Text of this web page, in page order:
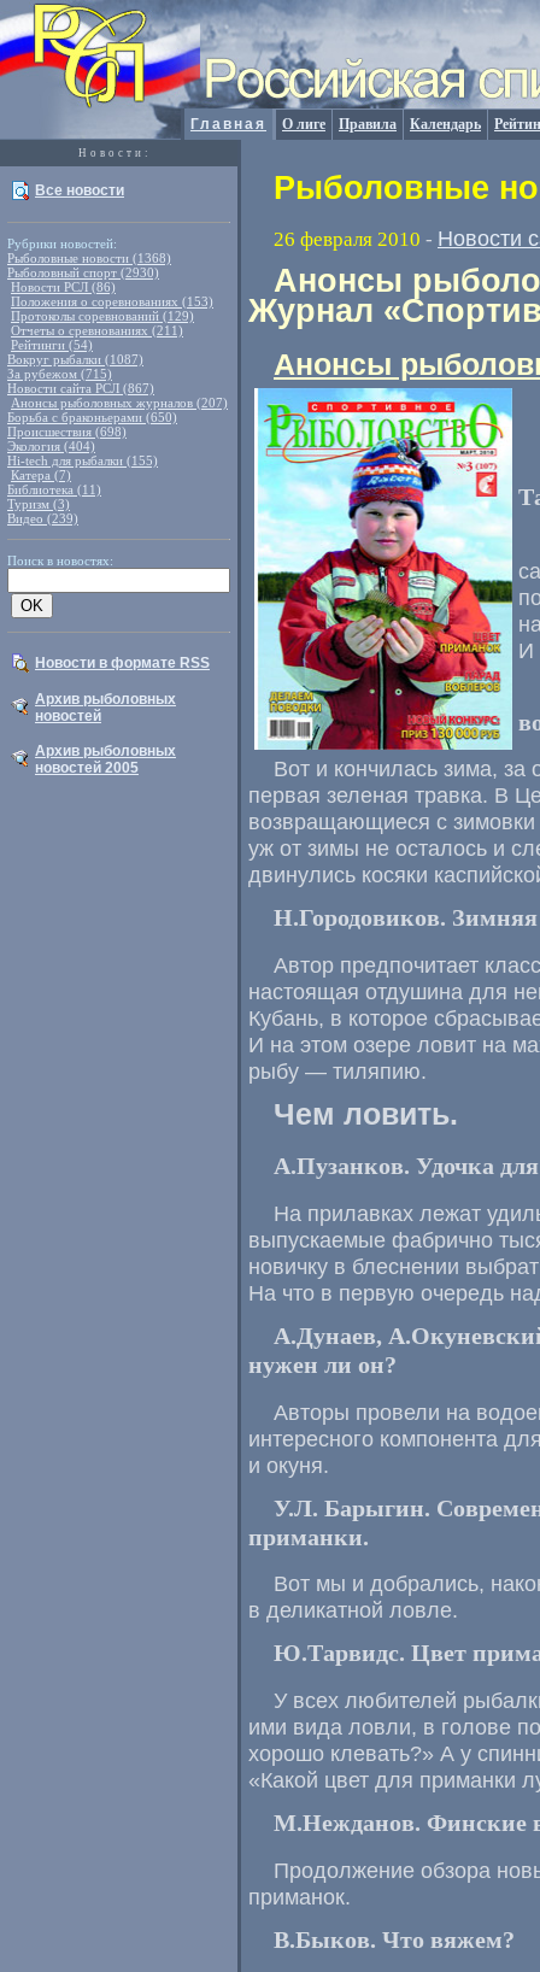
Главная О лиге Правила Календарь
Новости:
Все новости
Рубрики новостей:
Рыболовные новости (1368)
Рыболовный спорт (2930)
Новости РСЛ (86)
Положения о соревнованиях (153)
Протоколы соревнований (129)
Отчеты о сревнованиях (211)
Рейтинги (54)
Вокруг рыбалки (1087)
За рубежом (715)
Новости сайта РСЛ (867)
Анонсы рыболовных журналов (207)
Борьба с браконьерами (650)
Происшествия (698)
Экология (404)
Hi-tech для рыбалки (155)
Катера (7)
Библиотека (11)
Туризм (3)
Видео (239)
Поиск в новостях:
Новости в формате RSS
Архив рыболовных
новостей
Архив рыболовных
новостей 2005
Рыболовные
26 февраля 2010 - Новости
Анонсы
Журнал
Анонсы
И
Вот и кончилась зима,
первая зеленая травка. В
возвращающиеся с зимовки
уж от зимы не осталось и
двинулись косяки
Н.Городовиков. Зимняя
Автор предпочитает
настоящая отдушина для
Кубань, в которое
И на этом озере ловит на
рыбу — тиляпию.
Чем ловить.
А.Пузанков. Удочка
На прилавках лежат
выпускаемые фабрично
новичку в блеснении
На что в первую очередь
А.Дунаев,
нужен ли он?
Авторы провели на
интересного компонента
и окуня.
У.Л. Барыгин.
приманки.
Вот мы и добрались,
в деликатной ловле.
Ю.Тарвидс. Цвет
У всех любителей
ими вида ловли, в голове
хорошо клевать?» А у
«Какой цвет для приманки
М.Нежданов. Финские
Продолжение обзора
приманок.
В.Быков. Что вяжем?